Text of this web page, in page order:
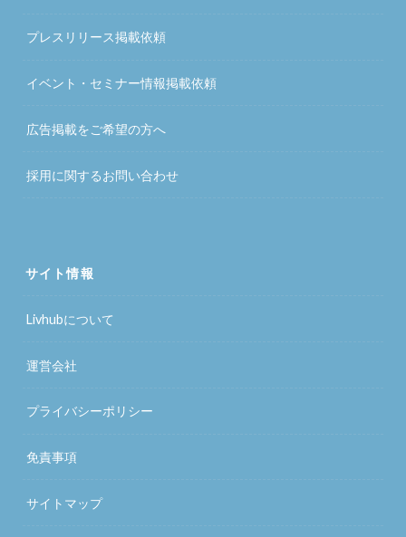
プレスリリース掲載依頼
イベント・セミナー情報掲載依頼
広告掲載をご希望の方へ
採用に関するお問い合わせ
サイト情報
Livhubについて
運営会社
プライバシーポリシー
免責事項
サイトマップ